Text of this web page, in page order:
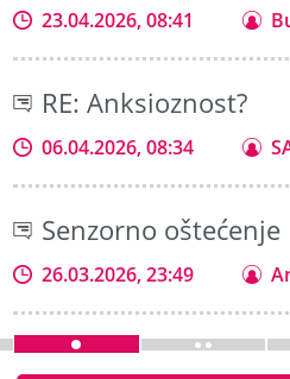
23.04.2026, 08:41
RE: Anksioznost?
06.04.2026, 08:34
Senzorno oštećenje
26.03.2026, 23:49